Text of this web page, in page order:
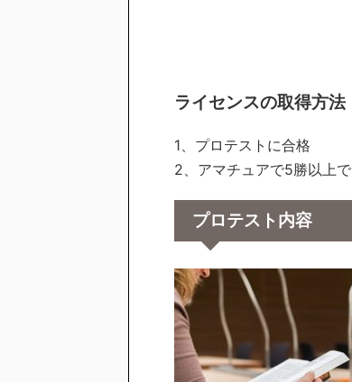
ライセンスの取得方法
1、プロテストに合格
2、アマチュアで5勝以上
プロテスト内容